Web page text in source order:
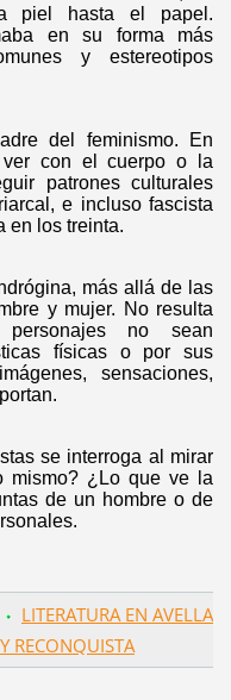
piel hasta el papel.
en su forma más
y estereotipos
del feminismo. En
con el cuerpo o la
patrones culturales
e incluso fascista
en los treinta.
más allá de las
y mujer. No resulta
no sean
físicas o por sus
sensaciones,
se interroga al mirar
mismo? ¿Lo que ve la
de un hombre o de
LITERATURA EN
Y RECONQUISTA